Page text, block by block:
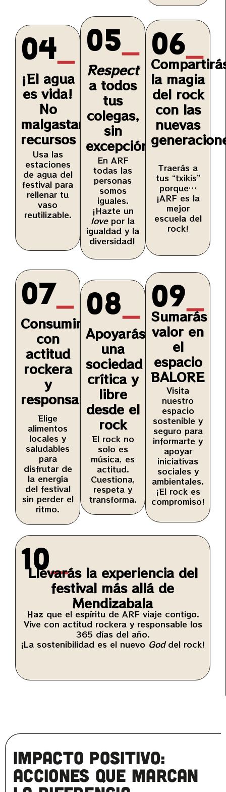
04
¡El agua
es vida!
No
malgastarás
recursos
Usa las
estaciones
de agua del
festival para
rellenar tu
vaso
reutilizable.
05
Respect
a todos
tus
colegas,
sin
excepción
En ARF
todas las
personas
somos
iguales.
¡Hazte un
lovepor la
igualdad y la
diversidad!
06
la magia
del rock
con las
nuevas
Traerás a
tus “txikis”
porque…
¡ARF es la
mejor
escuela del
rock!
07_
Consumirás
con
actitud
rockera
y
responsable
Elige
alimentos
locales y
saludables
para
disfrutar de
la energía
del festival
sin perder el
ritmo.
08
Apoyarás
una
sociedad
crítica y
libre
desde el
rock
El rock no
solo es
música, es
actitud.
Cuestiona,
respeta y
transforma.
09
Sumarás
valor en
el
espacio
BALORE
Visita
nuestro
espacio
sostenible y
seguro para
informarte y
apoyar
iniciativas
sociales y
ambientales.
¡El rock es
compromiso!
10
Llevarás la experiencia del
festival más allá de
Mendizabala
Haz que el espíritu de ARF viaje contigo.
Vive con actitud rockera y responsable los
365 días del año.
¡La sostenibilidad es el nuevo Goddel rock!
Impacto positivo:
Acciones que marcan